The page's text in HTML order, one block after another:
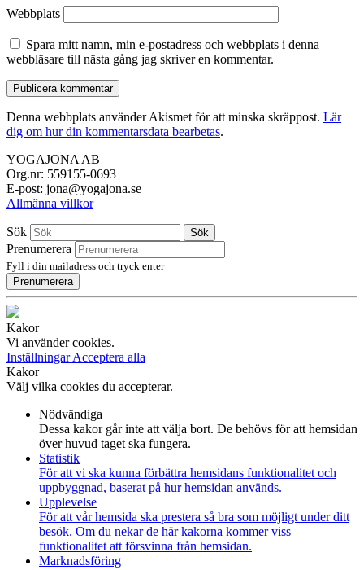
Webbplats
Spara mitt namn, min e-postadress och webbplats i denna
webbläsare till nästa gång jag skriver en kommentar.
Denna webbplats använder Akismet för att minska skräppost. Lär
dig om hur din kommentarsdata bearbetas.
YOGAJONA AB
Org.nr: 559155-0693
E-post: jona@yogajona.se
Allmänna villkor
Sök Sök
Prenumerera
Fyll i din mailadress och tryck enter
Prenumerera
Kakor
Vi använder cookies.
InställningarAcceptera alla
Kakor
Välj vilka cookies du accepterar.
Nödvändiga
Dessa kakor går inte att välja bort. De behövs för att hemsidan
över huvud taget ska fungera.
Statistik
För att vi ska kunna förbättra hemsidans funktionalitet och
uppbyggnad, baserat på hur hemsidan används.
Upplevelse
För att vår hemsida ska prestera så bra som möjligt under ditt
besök. Om du nekar de här kakorna kommer viss
funktionalitet att försvinna från hemsidan.
Marknadsföring